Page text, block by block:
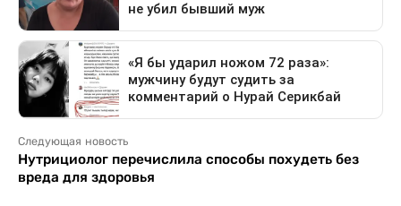
Следующая новость
Нутрициолог перечислила способы похудеть без
вреда для здоровья